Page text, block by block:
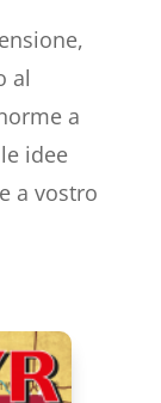
al
a
idee
a vostro